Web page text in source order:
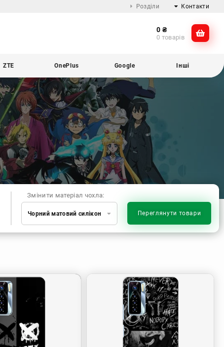
Розділи Контакти
@dikocase
0 ₴
0 товарів
ZTE OnePlus Google Інші
Змінити матеріал чохла:
Чорний матовий силікон Переглянути товари